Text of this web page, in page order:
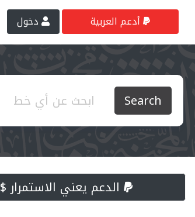
Search
الدعم يعني الاستمرار $5